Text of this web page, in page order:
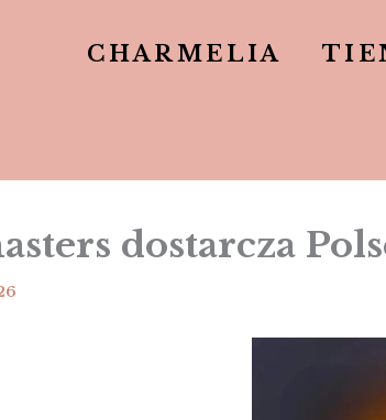
CHARMELIA
dostarcza